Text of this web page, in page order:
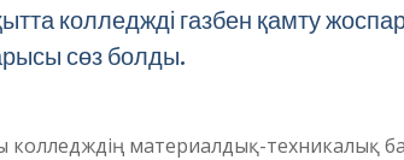
колледжді газбен қамту
сөз болды.
материалдық-техникалық